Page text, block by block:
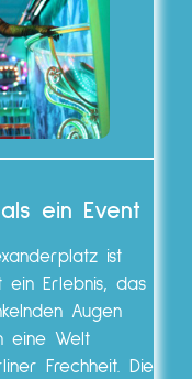
ein Event
ist
ein Erlebnis, das
Augen
eine Welt
Frechheit. Die